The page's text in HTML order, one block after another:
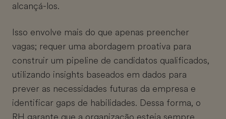
alcançá-los.
Isso envolve mais do que apenas preencher
vagas; requer uma abordagem proativa para
construir um pipeline de candidatos qualificados,
utilizando insights baseados em dados para
prever as necessidades futuras da empresa e
identificar gaps de habilidades. Dessa forma, o
RH garante que a organização esteja sempre